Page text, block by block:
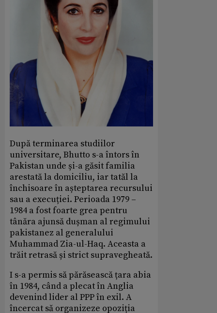
După terminarea studiilor
universitare, Bhutto s-a întors în
Pakistan unde și-a găsit familia
arestată la domiciliu, iar tatăl la
închisoare în așteptarea recursului
sau a execuției. Perioada 1979 –
1984 a fost foarte grea pentru
tânăra ajunsă dușman al regimului
pakistanez al generalului
Muhammad Zia-ul-Haq. Aceasta a
trăit retrasă și strict supravegheată.
I s-a permis să părăsească țara abia
în 1984, când a plecat în Anglia
devenind lider al PPP în exil. A
încercat să organizeze opoziția